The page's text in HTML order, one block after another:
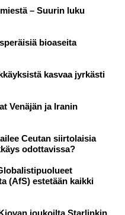
– Suurin luku
bioaseita
kasvaa jyrkästi
Venäjän ja Iranin
Ceutan siirtolaisia
odottavissa?
(AfS) estetään kaikki
joukoilta Starlinkin